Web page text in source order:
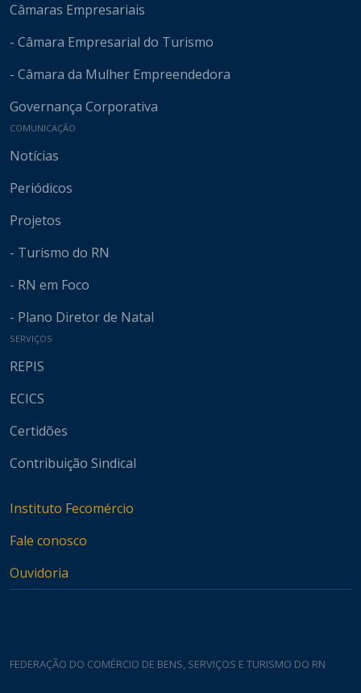
Câmaras Empresariais
- Câmara Empresarial do Turismo
- Câmara da Mulher Empreendedora
Governança Corporativa
COMUNICAÇÃO
Notícias
Periódicos
Projetos
- Turismo do RN
- RN em Foco
- Plano Diretor de Natal
SERVIÇOS
REPIS
ECICS
Certidões
Contribuição Sindical
Instituto Fecomércio
Fale conosco
Ouvidoria
FEDERAÇÃO DO COMÉRCIO DE BENS, SERVIÇOS E TURISMO DO RN